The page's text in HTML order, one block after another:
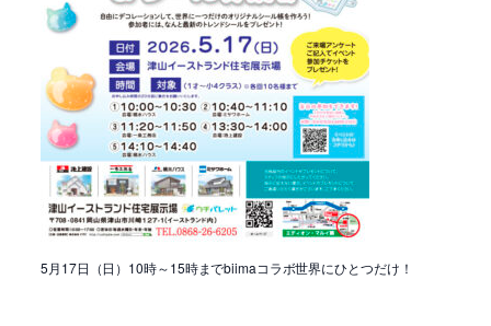
5月17日（日）10時～15時までbiimaコラボ世界にひとつだけ！